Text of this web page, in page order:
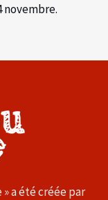
novembre.
» a été créée par